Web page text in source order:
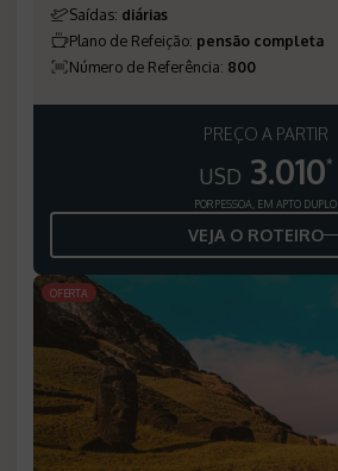
Saídas: diárias
Plano de Refeição: pensão completa
Número de Referência: 800
PREÇO A PARTIR
USD 3.010*
POR PESSOA, EM APTO DUPLO
VEJA O ROTEIRO
OFERTA